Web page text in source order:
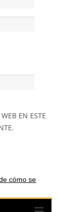
EN ESTE
cómo se